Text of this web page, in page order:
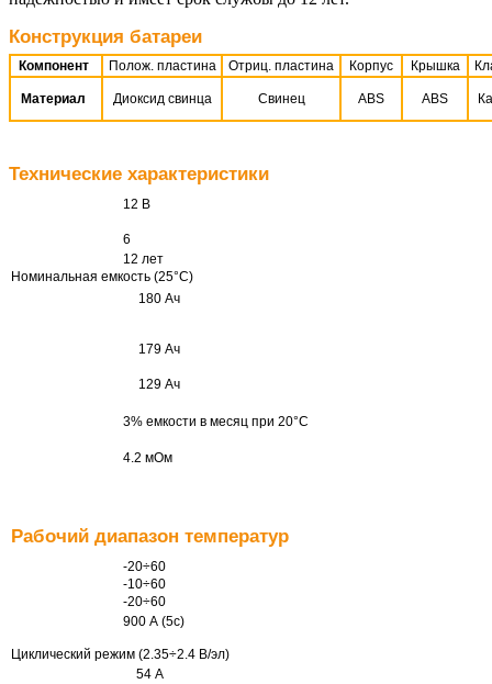
Конструкция батареи
Компонент Полож. пластина Отриц. пластина Корпус Крышка
Материал Диоксид свинца Свинец ABS ABS
Технические характеристики
12 В
6
12 лет
Номинальная емкость (25°С)
180 Ач
179 Ач
129 Ач
3% емкости в месяц при 20°С
4.2 мОм
Рабочий диапазон температур
-20÷60
-10÷60
-20÷60
900 А (5с)
Циклический режим (2.35÷2.4 В/эл)
54 А